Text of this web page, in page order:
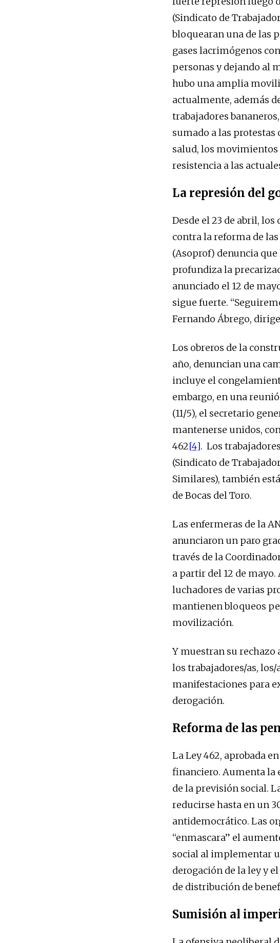
(Sindicato de
bloquearan una de las
gases lacrimógenos
personas y dejando al
hubo una amplia
actualmente, además
trabajadores
sumado a las protestas
salud, los
resistencia a las
La represión del
Desde el 23 de abril,
contra la reforma de
(Asoprof) denuncia
profundiza la
anunciado el 12 de
sigue fuerte.
Fernando Ábrego,
Los obreros de la
año, denuncian una
incluye el
embargo, en una
(11/5), el secretario
mantenerse unidos,
462[4]. Los
(Sindicato de
Similares), también
de Bocas del Toro.
Las enfermeras de la
anunciaron un paro
través de la
a partir del 12 de
luchadores de varias
mantienen bloqueos
movilización.
Y muestran su rechazo
los trabajadores/as,
manifestaciones para
derogación.
Reforma de las
La Ley 462, aprobada
financiero. Aumenta la
de la previsión social.
reducirse hasta en un
antidemocrático. Las
“enmascara” el
social al implementar
derogación de la ley y
de distribución de
Sumisión al